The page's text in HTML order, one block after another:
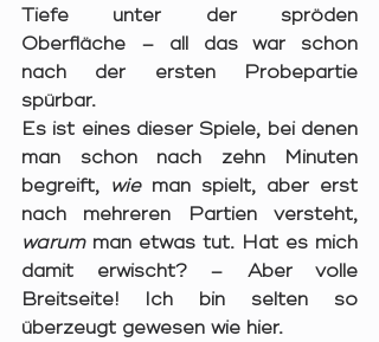
Tiefe unter der spröden
Oberfläche – all das war schon
nach der ersten Probepartie
spürbar.
Es ist eines dieser Spiele, bei denen
man schon nach zehn Minuten
begreift, wie man spielt, aber erst
warum man etwas tut. Hat es mich
damit erwischt? – Aber volle
Breitseite! Ich bin selten so
überzeugt gewesen wie hier.